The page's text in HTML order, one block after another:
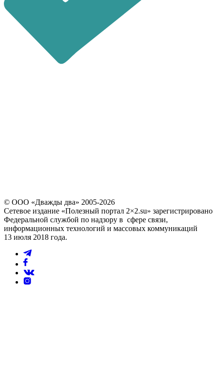
© ООО «Дважды два» 2005-2026
Сетевое издание «Полезный портал 2×2.su» зарегистрировано
Федеральной службой по надзору в сфере связи,
информационных технологий и массовых коммуникаций
13 июля 2018 года.